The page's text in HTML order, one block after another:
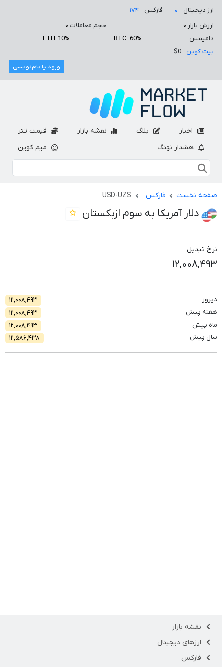
ارز دیجیتال ۰ فارکس
۱۷۴
ارزش بازار ۰ حجم معاملات ۰
دامیننس
BTC: 60%
ETH: 10%
بیت کوین
$0
ورود یا نام‌نویسی
اخبار بلاگ نقشه بازار
قیمت تتر
هشدار نهنگ
میم کوین
صفحه نخست فارکس USD-UZS
دلار آمریکا به سوم ازبکستان
نرخ تبدیل
۱۲,۰۰۸,۴۹۳
دیروز
۱۲,۰۰۸,۴۹۳
هفته پیش
۱۲,۰۰۸,۴۹۳
ماه پیش
۱۲,۰۰۸,۴۹۳
سال پیش
۱۲,۵۸۶,۴۳۸
نقشه بازار
ارزهای دیجیتال
فارکس